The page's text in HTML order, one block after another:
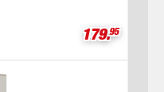
179.95